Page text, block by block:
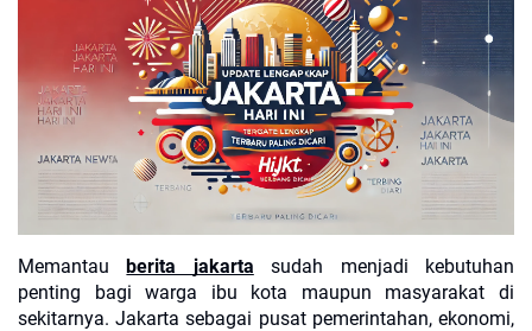
Memantauberita jakarta
sudah menjadi kebutuhan
penting bagi warga ibu kota maupun masyarakat di
sekitarnya. Jakarta sebagai pusat pemerintahan, ekonomi,